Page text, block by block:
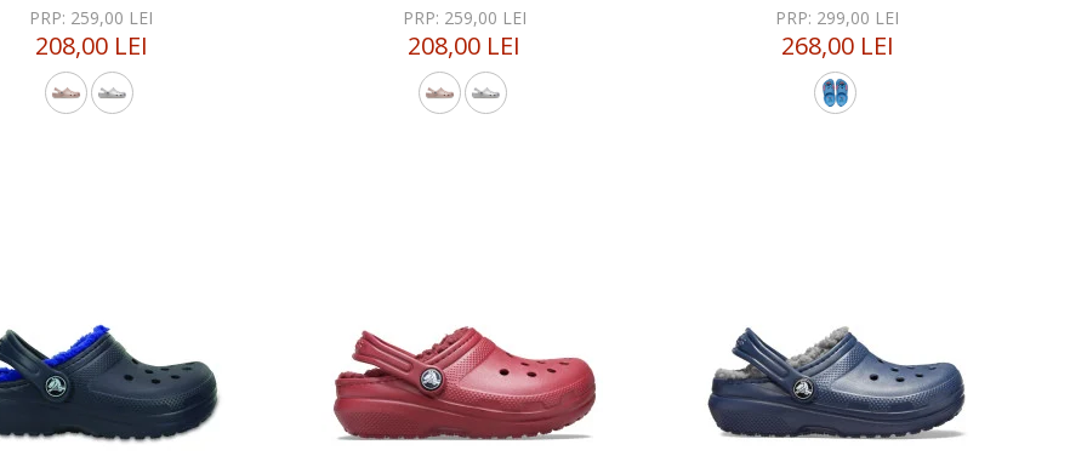
PRP: 259,00 LEI
208,00 LEI
PRP: 259,00 LEI
208,00 LEI
PRP: 299,00 LEI
268,00 LEI